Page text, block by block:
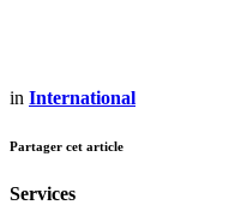
in International
Partager cet article
Services